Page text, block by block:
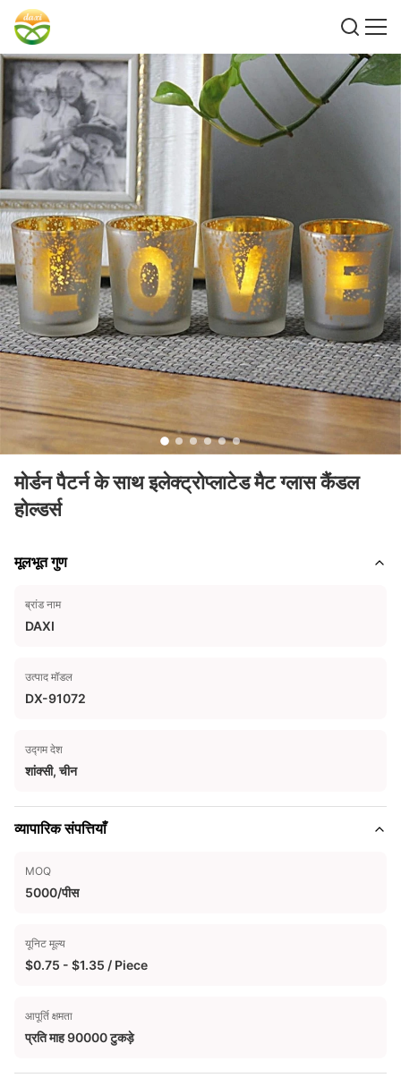
मोर्डन पैटर्न के साथ इलेक्ट्रोप्लाटेड मैट ग्लास कैंडल
होल्डर्स
मूलभूत गुण
ब्रांड नाम
DAXI
उत्पाद मॉडल
DX-91072
उद्गम देश
शांक्सी, चीन
व्यापारिक संपत्तियाँ
MOQ
5000/पीस
यूनिट मूल्य
$0.75 - $1.35 / Piece
आपूर्ति क्षमता
प्रति माह 90000 टुकड़े